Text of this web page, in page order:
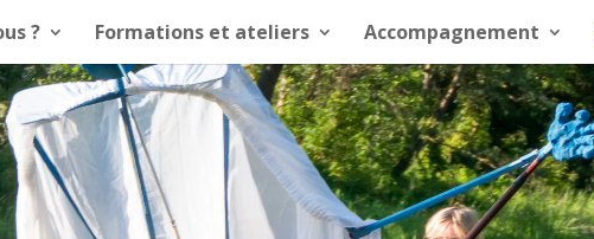
? Formations et ateliers Accompagnement